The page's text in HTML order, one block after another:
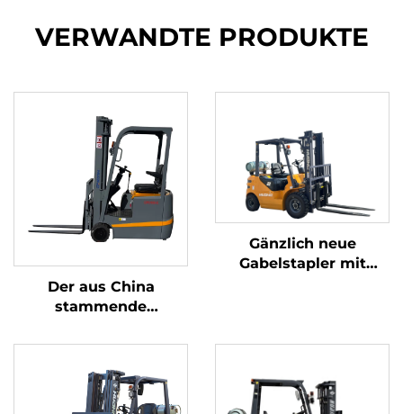
VERWANDTE PRODUKTE
Der aus China
stammende
gewichtsoptimierte
Gabelstapler mit 1,0
Tonne Tragfähigkeit
Gänzlich neue
Gabelstapler mit
Tonnen, hergestellt in
erschwinglichen
Preisen